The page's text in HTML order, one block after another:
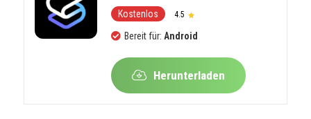
Kostenlos 4.5
Bereit für: Android
Herunterladen